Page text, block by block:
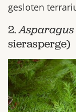
gesloten
2.Asparagus
sierasperge)